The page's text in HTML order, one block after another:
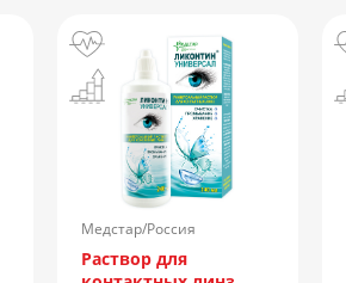
Медстар/Россия
Раствор для